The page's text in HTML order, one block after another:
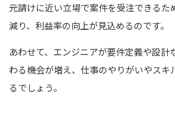
元請けに近い立場で案件を受注できるた
減り、利益率の向上が見込めるのです。
あわせて、エンジニアが要件定義や設計
わる機会が増え、仕事のやりがいやスキ
るでしょう。